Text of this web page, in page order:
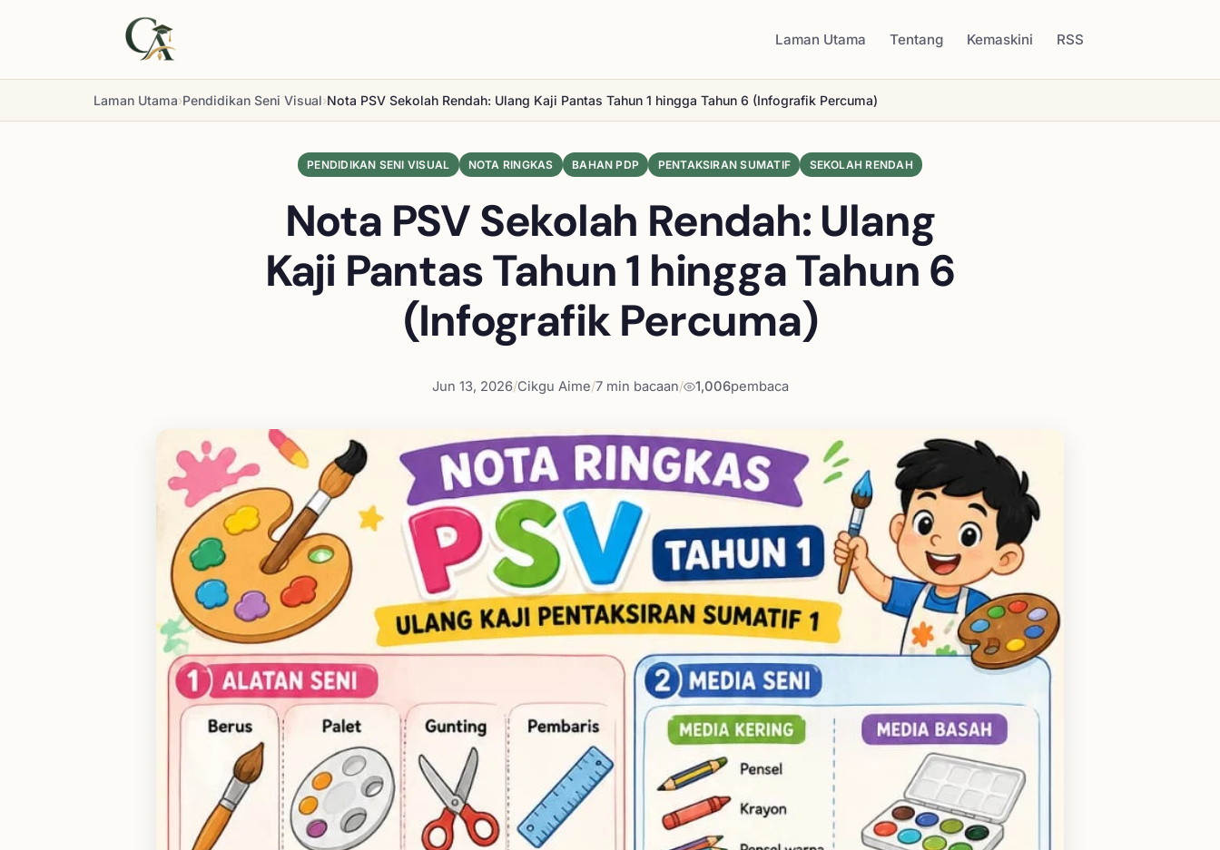
Laman Utama Tentang Kemaskini RSS
Laman Utama›Pendidikan Seni Visual›Nota PSV Sekolah Rendah: Ulang Kaji Pantas Tahun 1 hingga Tahun 6 (Infografik Percuma)
PENDIDIKAN SENI VISUAL NOTA RINGKAS BAHAN PDP PENTAKSIRAN SUMATIF SEKOLAH RENDAH
Nota PSV Sekolah Rendah: Ulang
Kaji Pantas Tahun 1 hingga Tahun 6
(Infografik Percuma)
Jun 13, 2026/Cikgu Aime/7 min bacaan/ 1,006pembaca